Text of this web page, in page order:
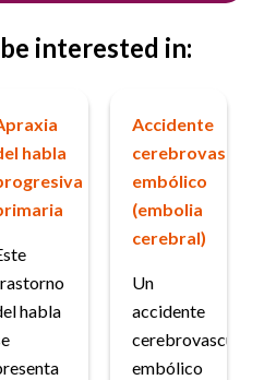
interested in:
habla
habla
Accidente
cerebrovascular
embólico
(embolia
cerebral)
Un
accidente
cerebrovascular
embólico